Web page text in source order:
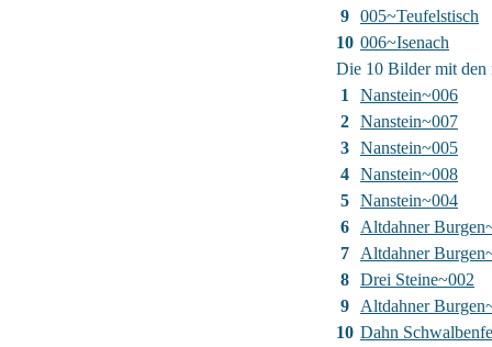
9 005~Teufelstisch
10 006~Isenach
Die 10 Bilder mit den
1
Nanstein~006
2 Nanstein~007
3 Nanstein~005
4 Nanstein~008
5 Nanstein~004
6
Altdahner
7
Altdahner
8 Drei Steine~002
9
Altdahner
10 Dahn